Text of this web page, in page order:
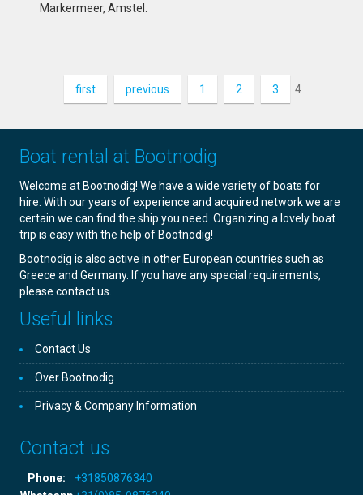
Markermeer, Amstel.
first previous 1 2 3 4
Boat rental at Bootnodig
Welcome at Bootnodig! We have a wide variety of boats for
hire. With our years of experience and acquired network we are
certain we can find the ship you need. Organizing a lovely boat
trip is easy with the help of Bootnodig!
Bootnodig is also active in other European countries such as
Greece and Germany. If you have any special requirements,
please contact us.
Useful links
Contact Us
Over Bootnodig
Privacy & Company Information
Contact us
Phone:
+31850876340